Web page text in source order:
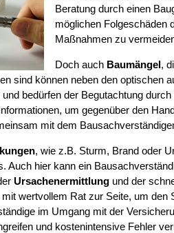
Beratung durch einen
möglichen Folgeschäden
Maßnahmen zu
Doch auch Baumängel,
sind können neben den optischen
bedürfen der Begutachtung
um gegenüber den
mit dem
, wie z.B. Sturm, Brand oder
Auch hier kann ein
Ursachenermittlungund der
wertvollem Rat zur Seite, um den
im Umgang mit der
und kostenintensive Fehler